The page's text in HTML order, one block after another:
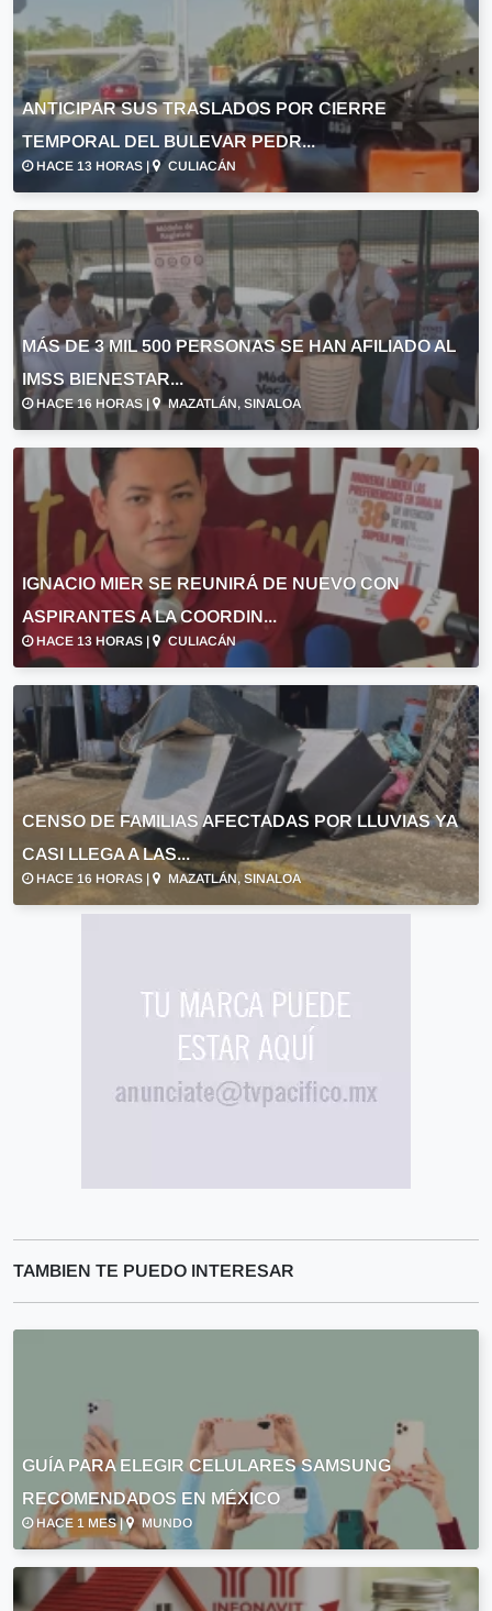
ANTICIPAR SUS TRASLADOS POR CIERRE
TEMPORAL DEL BULEVAR PEDR...
HACE 13 HORAS | CULIACÁN
MÁS DE 3 MIL 500 PERSONAS SE HAN AFILIADO AL
IMSS BIENESTAR...
HACE 16 HORAS | MAZATLÁN, SINALOA
IGNACIO MIER SE REUNIRÁ DE NUEVO CON
ASPIRANTES A LA COORDIN...
HACE 13 HORAS | CULIACÁN
CENSO DE FAMILIAS AFECTADAS POR LLUVIAS YA
CASI LLEGA A LAS...
HACE 16 HORAS | MAZATLÁN, SINALOA
TAMBIEN TE PUEDO INTERESAR
GUÍA PARA ELEGIR CELULARES SAMSUNG
RECOMENDADOS EN MÉXICO
HACE 1 MES | MUNDO